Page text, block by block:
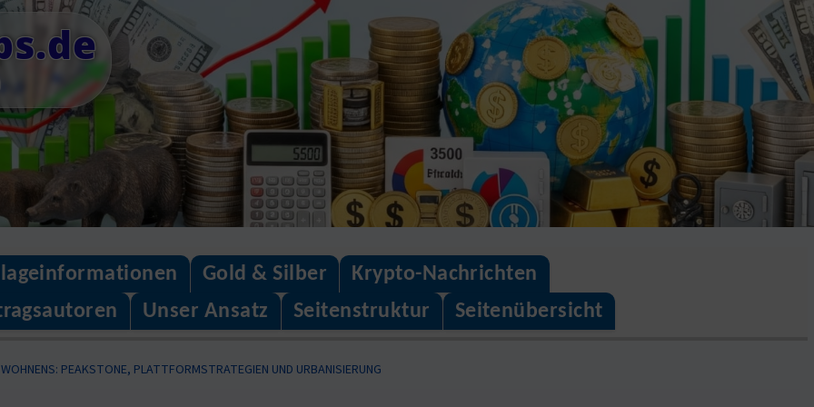
Gold & Silber
Krypto-Nachrichten
Unser Ansatz Seitenstruktur Seitenübersicht
PEAKSTONE, PLATTFORMSTRATEGIEN UND URBANISIERUNG